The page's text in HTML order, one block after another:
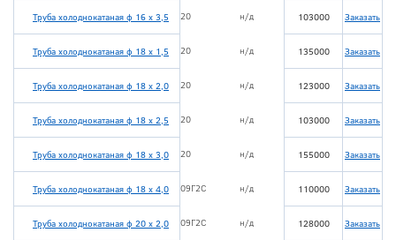
Труба холоднокатаная ф 16 х 3,5 20 н/д 103000 Заказать
Труба холоднокатаная ф 18 х 1,5 20 н/д 135000 Заказать
Труба холоднокатаная ф 18 х 2,0 20 н/д 123000 Заказать
Труба холоднокатаная ф 18 х 2,5 20 н/д 103000 Заказать
Труба холоднокатаная ф 18 х 3,0 20 н/д 155000 Заказать
Труба холоднокатаная ф 18 х 4,0 09Г2С н/д 110000 Заказать
Труба холоднокатаная ф 20 х 2,0 09Г2С н/д 128000 Заказать